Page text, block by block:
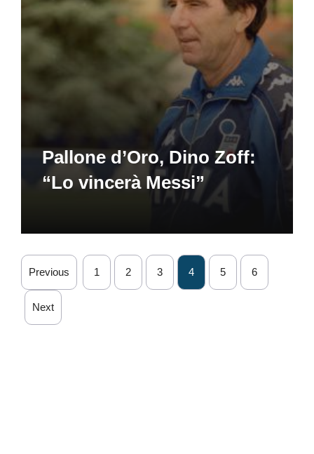
Pallone d’Oro, Dino Zoff:
“Lo vincerà Messi”
Previous 1 2 3 4 5 6
Next